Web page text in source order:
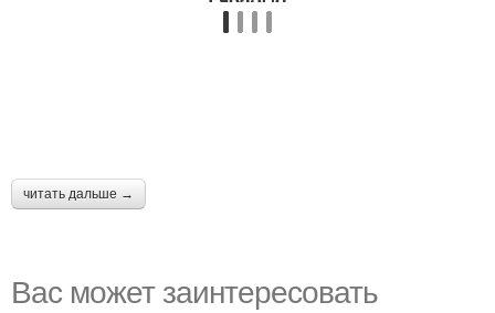
читать дальше →
Вас может заинтересовать